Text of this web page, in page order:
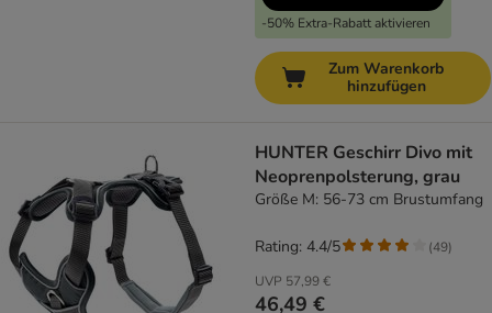
-50% Extra-Rabatt aktivieren
Zum Warenkorb
hinzufügen
HUNTER Geschirr Divo mit
Neoprenpolsterung, grau
Größe M: 56-73 cm Brustumfang
UVP 57,99 €
46,49 €
Rating: 4.4/5 (49)